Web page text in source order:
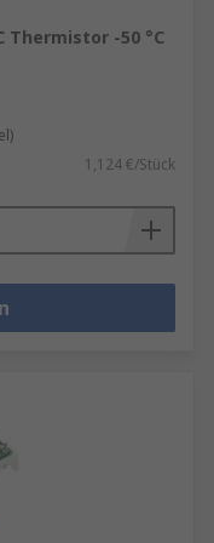
Thermistor -50 °C
1,124 €/Stück